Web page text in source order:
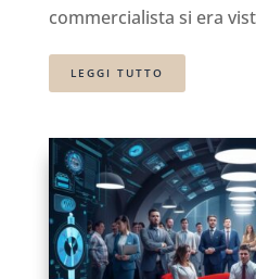
commercialista si era
LEGGI TUTTO